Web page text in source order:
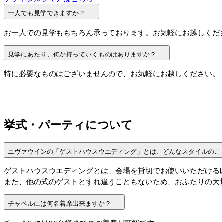
一人でも見学できますか？
お一人での見学ももちろん承っております。お気軽にお越しくだ
見学にあたり、何か持っていくものはありますか？
特に必要なものはございませんので、お気軽にお越しください。
挙式・パーティについて
エヴァウインの「ゲストハウスウエディング」とは、どんなスタイルの
ゲストハウスウエディングとは、会場を貸切でお使いいただけ
また、他の式のゲストとすれ違うこともないため、おふたりの
チャペルには何名着席出来ますか？